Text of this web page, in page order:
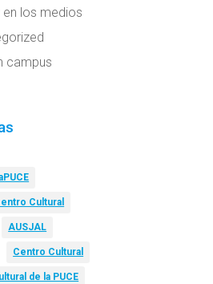
en los medios
campus
Cultural
AUSJAL
Centro Cultural
de la PUCE